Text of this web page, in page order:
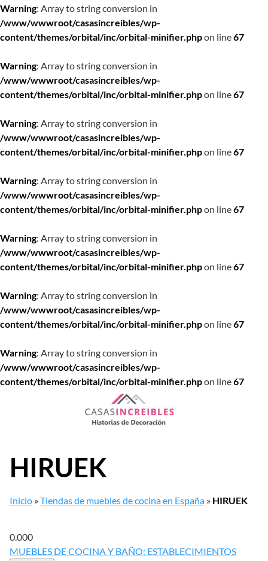
Warning: Array to string conversion in
/www/wwwroot/casasincreibles/wp-
content/themes/orbital/inc/orbital-minifier.phpon line67
Warning: Array to string conversion in
/www/wwwroot/casasincreibles/wp-
content/themes/orbital/inc/orbital-minifier.phpon line67
Warning: Array to string conversion in
/www/wwwroot/casasincreibles/wp-
content/themes/orbital/inc/orbital-minifier.phpon line67
Warning: Array to string conversion in
/www/wwwroot/casasincreibles/wp-
content/themes/orbital/inc/orbital-minifier.phpon line67
Warning: Array to string conversion in
/www/wwwroot/casasincreibles/wp-
content/themes/orbital/inc/orbital-minifier.phpon line67
Warning: Array to string conversion in
/www/wwwroot/casasincreibles/wp-
content/themes/orbital/inc/orbital-minifier.phpon line67
Warning: Array to string conversion in
/www/wwwroot/casasincreibles/wp-
content/themes/orbital/inc/orbital-minifier.phpon line67
HIRUEK
Inicio »Tiendas de muebles de cocina en España » HIRUEK
0.000
MUEBLES DE COCINA Y BAÑO: ESTABLECIMIENTOS